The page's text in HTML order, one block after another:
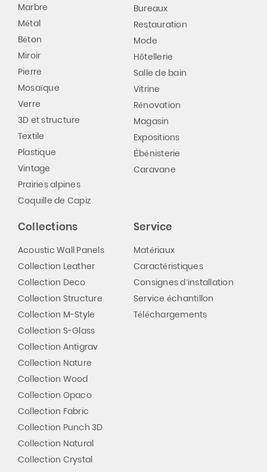
Marbre
Métal
Béton
Miroir
Pierre
Mosaïque
Verre
3D et structure
Textile
Plastique
Vintage
Prairies alpines
Coquille de Capiz
Bureaux
Restauration
Mode
Hôtellerie
Salle de bain
Vitrine
Rénovation
Magasin
Expositions
Ébénisterie
Caravane
Collections
Acoustic Wall Panels
Collection Leather
Collection Deco
Collection Structure
Collection M-Style
Collection S-Glass
Collection Antigrav
Collection Nature
Collection Wood
Collection Opaco
Collection Fabric
Collection Punch 3D
Collection Natural
Collection Crystal
Service
Matériaux
Caractéristiques
Consignes d’installation
Service échantillon
Téléchargements